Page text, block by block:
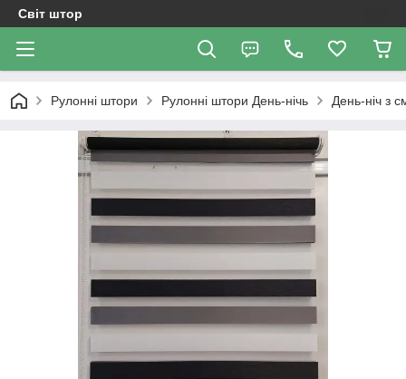
Світ штор
Рулонні штори Рулоннi штори День-нiчь День-ніч з